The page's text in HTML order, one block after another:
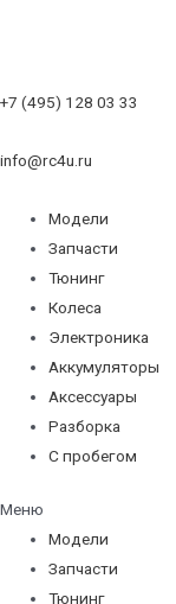
+7 (495) 128 03 33
info@rc4u.ru
Модели
Запчасти
Тюнинг
Колеса
Электроника
Аккумуляторы
Аксессуары
Разборка
С пробегом
Меню
Модели
Запчасти
Тюнинг